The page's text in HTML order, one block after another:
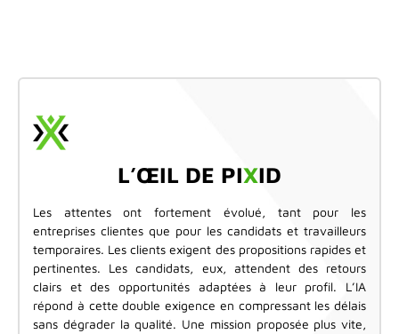
L’ŒIL DE PIXID
Les attentes ont fortement évolué, tant pour les
entreprises clientes que pour les candidats et travailleurs
temporaires. Les clients exigent des propositions rapides et
pertinentes. Les candidats, eux, attendent des retours
clairs et des opportunités adaptées à leur profil. L’IA
répond à cette double exigence en compressant les délais
sans dégrader la qualité. Une mission proposée plus vite,